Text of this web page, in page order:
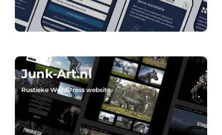
Junk-Art.nl
Rustieke WordPress website